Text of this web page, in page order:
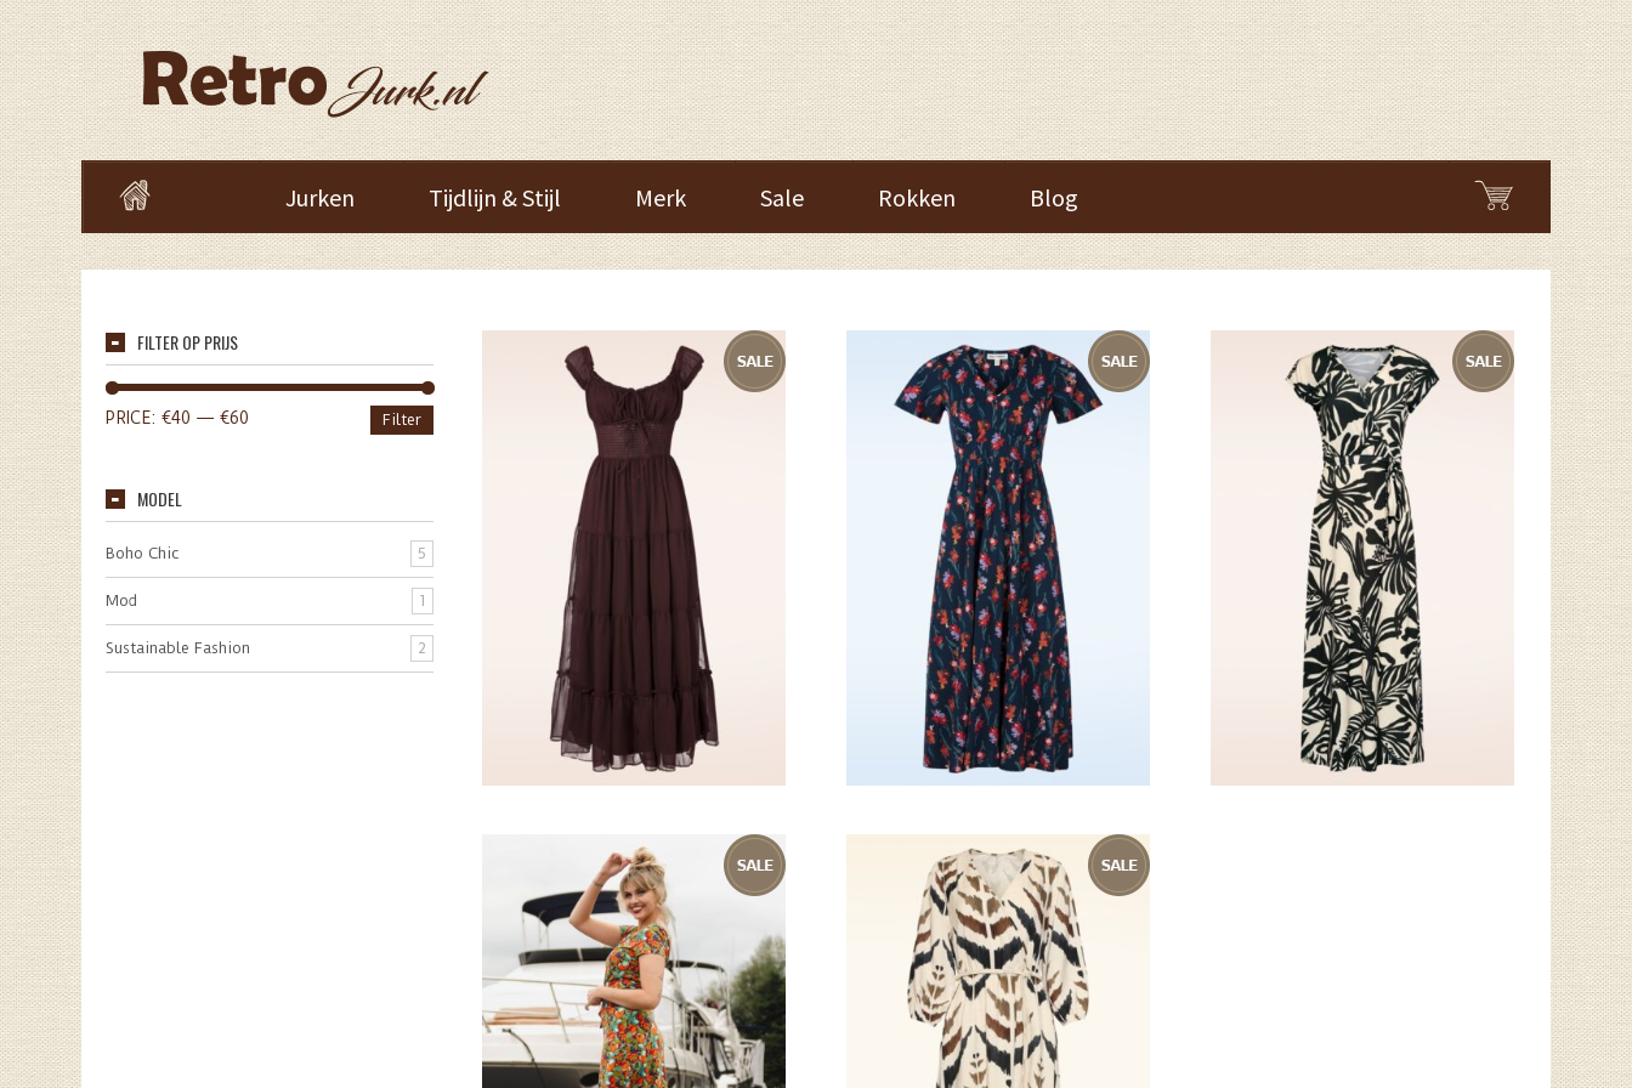
Jurken Tijdlijn & Stijl Merk Sale Rokken Blog
FILTER OP PRIJS
Filter
PRICE: €40 — €60
MODEL
Boho Chic 5
Mod 1
Sustainable Fashion 2